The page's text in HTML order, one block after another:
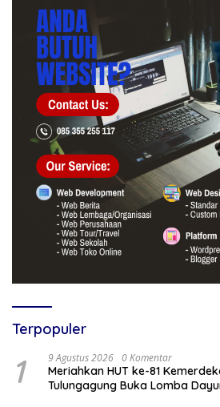
Terpopuler
1 9 Agustus 2026 0 Komentar
Meriahkan HUT ke-81
Tulungagung Buka Lomba